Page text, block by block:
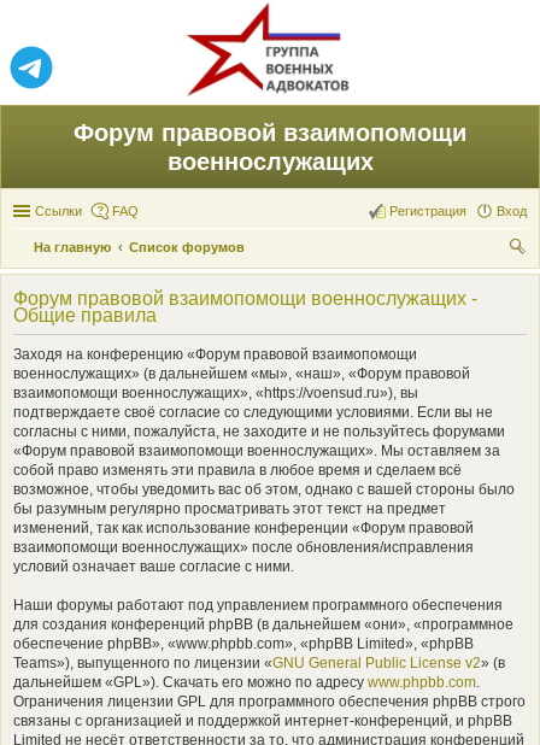
Форум правовой взаимопомощи
военнослужащих
Ссылки FAQ Вход
Регистрация
На главную
Список форумов
ои
Форум правовой взаимопомощи военнослужащих -
Общие правила
Заходя на конференцию «Форум правовой взаимопомощи
военнослужащих» (в дальнейшем «мы», «наш», «Форум правовой
взаимопомощи военнослужащих», «https://voensud.ru»), вы
подтверждаете своё согласие со следующими условиями. Если вы не
согласны с ними, пожалуйста, не заходите и не пользуйтесь форумами
«Форум правовой взаимопомощи военнослужащих». Мы оставляем за
собой право изменять эти правила в любое время и сделаем всё
возможное, чтобы уведомить вас об этом, однако с вашей стороны было
бы разумным регулярно просматривать этот текст на предмет
изменений, так как использование конференции «Форум правовой
взаимопомощи военнослужащих» после обновления/исправления
условий означает ваше согласие с ними.
Наши форумы работают под управлением программного обеспечения
для создания конференций phpBB (в дальнейшем «они», «программное
обеспечение phpBB», «www.phpbb.com», «phpBB Limited», «phpBB
Teams»), выпущенного по лицензии «GNU General Public License v2» (в
дальнейшем «GPL»). Скачать его можно по адресу www.phpbb.com.
Ограничения лицензии GPL для программного обеспечения phpBB строго
связаны с организацией и поддержкой интернет-конференций, и phpBB
Limited не несёт ответственности за то, что администрация конференций